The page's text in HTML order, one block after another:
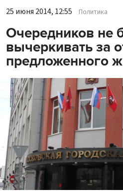
25 июня 2014, 12:55 Политика
Очередников не
вычеркивать за
предложенного